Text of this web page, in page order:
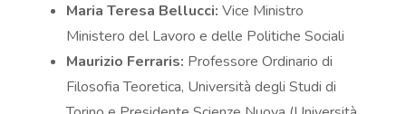
Maria Teresa Bellucci: Vice Ministro
Ministero del Lavoro e delle Politiche Sociali
Maurizio Ferraris: Professore Ordinario di
Filosofia Teoretica, Università degli Studi di